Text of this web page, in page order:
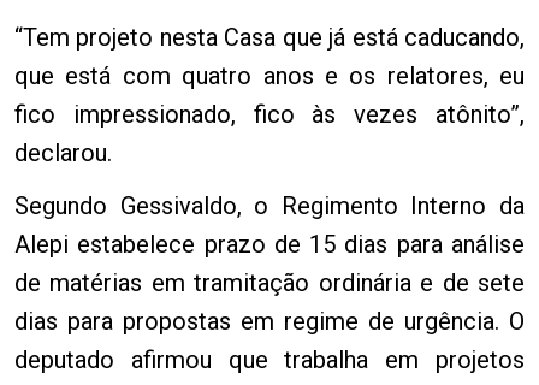
“Tem projeto nesta Casa que já está caducando,
que está com quatro anos e os relatores, eu
fico impressionado, fico às vezes atônito”,
declarou.
Segundo Gessivaldo, o Regimento Interno da
Alepi estabelece prazo de 15 dias para análise
de matérias em tramitação ordinária e de sete
dias para propostas em regime de urgência. O
deputado afirmou que trabalha em projetos